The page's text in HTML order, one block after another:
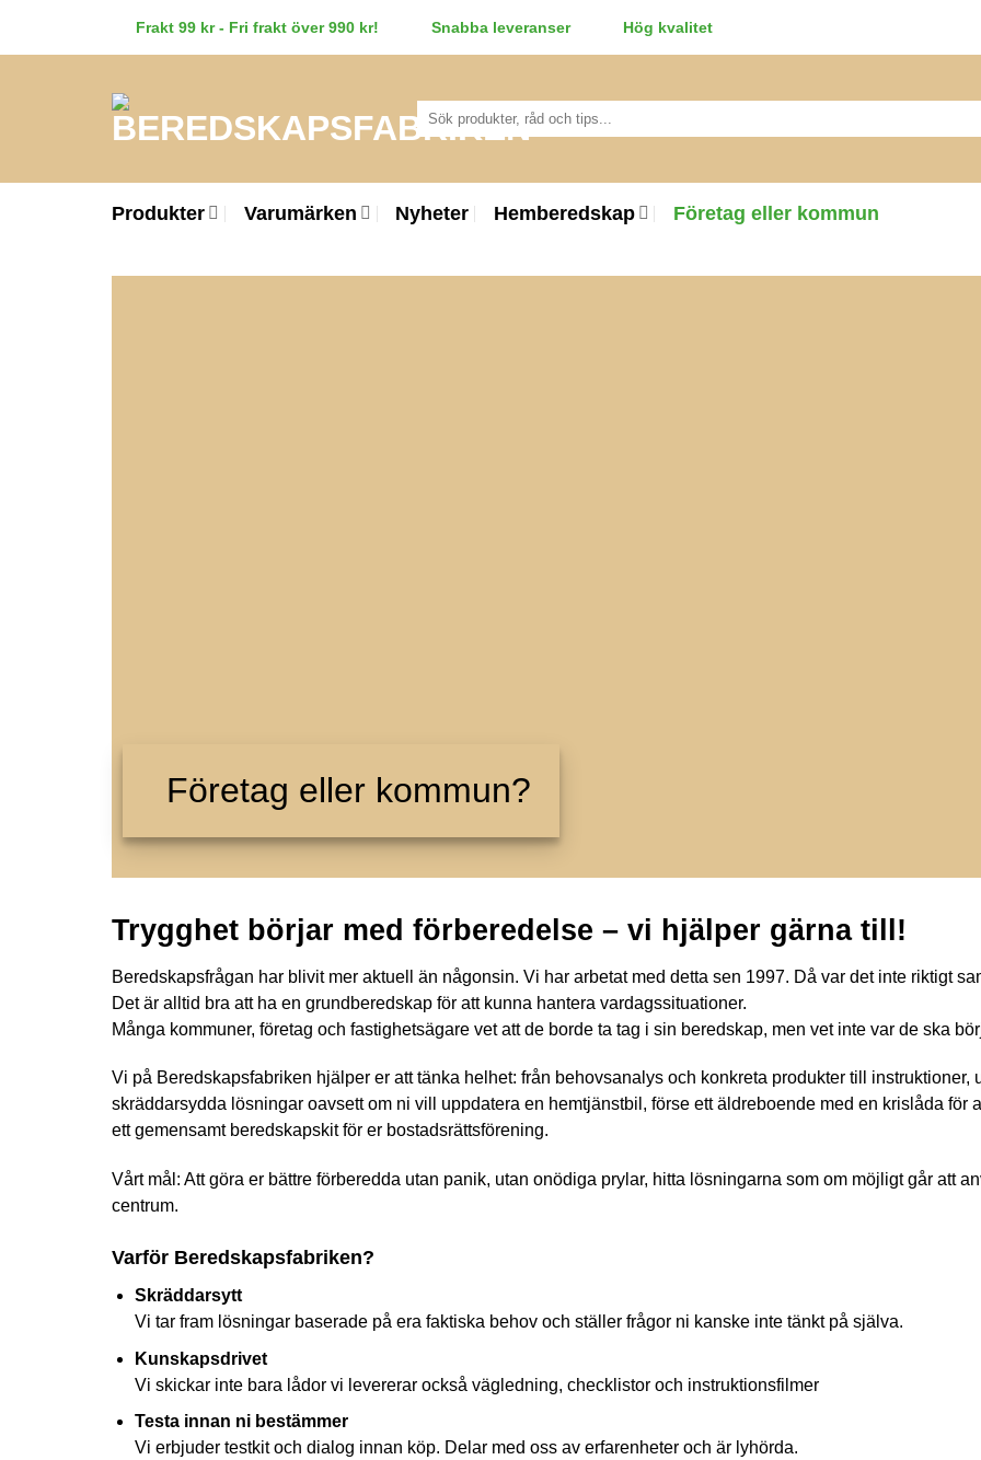
Frakt 99 kr - Fri frakt över 990 kr! Snabba leveranser Hög kvalitet
Sök
efter:
Produkter Varumärken Nyheter Hemberedskap Företag eller kommun
Företag eller kommun?
Trygghet börjar med förberedelse – vi hjälper gärna till!
Beredskapsfrågan har blivit mer aktuell än någonsin. Vi har arbetat med detta sen 1997. Då var det inte riktigt
Det är alltid bra att ha en grundberedskap för att kunna hantera vardagssituationer.
Många kommuner, företag och fastighetsägare vet att de borde ta tag i sin beredskap, men vet inte var de ska
Vi på Beredskapsfabriken hjälper er att tänka helhet: från behovsanalys och konkreta produkter till
skräddarsydda lösningar oavsett om ni vill uppdatera en hemtjänstbil, förse ett äldreboende med en krislåda för
ett gemensamt beredskapskit för er bostadsrättsförening.
Vårt mål: Att göra er bättre förberedda utan panik, utan onödiga prylar, hitta lösningarna som om möjligt går att
centrum.
Varför Beredskapsfabriken?
Skräddarsytt
Vi tar fram lösningar baserade på era faktiska behov och ställer frågor ni kanske inte tänkt på själva.
Kunskapsdrivet
Vi skickar inte bara lådor vi levererar också vägledning, checklistor och instruktionsfilmer
Testa innan ni bestämmer
Vi erbjuder testkit och dialog innan köp. Delar med oss av erfarenheter och är lyhörda.